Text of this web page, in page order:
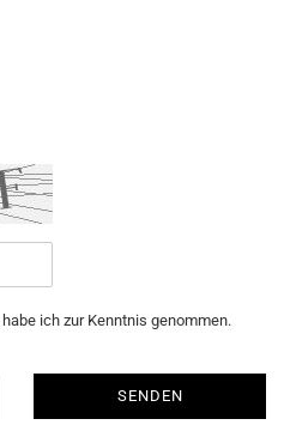
habe ich zur Kenntnis genommen.
SENDEN